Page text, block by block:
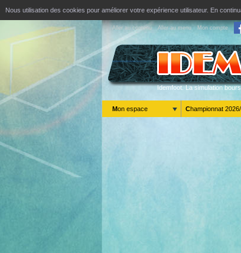
Nous utilisation des cookies pour améliorer votre expérience utilisateur. En
Aller au contenu Aller au menu Mon compte
Idemfoot. La simulation
Mon espace Championnat